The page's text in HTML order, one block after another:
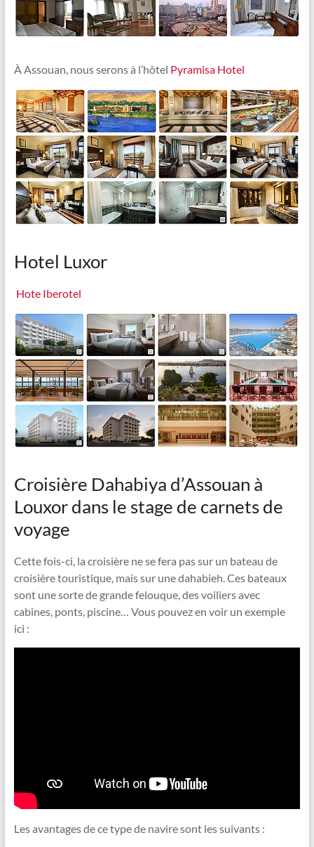
À Assouan, nous serons à l’hôtel Pyramisa Hotel
Hotel Luxor
Hote Iberotel
Croisière Dahabiya d’Assouan à
Louxor dans le stage de carnets de
voyage
Cette fois-ci, la croisière ne se fera pas sur un bateau de
croisière touristique, mais sur une dahabieh. Ces bateaux
sont une sorte de grande felouque, des voiliers avec
cabines, ponts, piscine… Vous pouvez en voir un exemple
ici :
Les avantages de ce type de navire sont les suivants :